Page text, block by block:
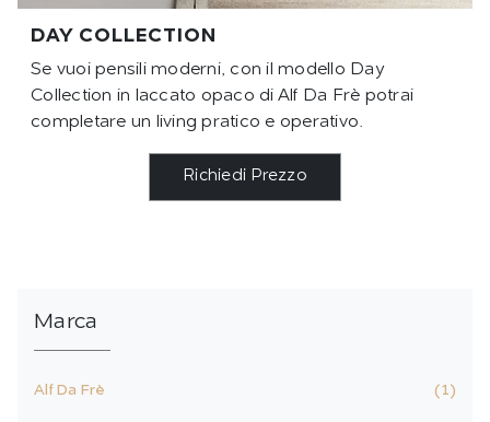
DAY COLLECTION
Se vuoi pensili moderni, con il modello Day
Collection in laccato opaco di Alf Da Frè potrai
completare un living pratico e operativo.
Richiedi Prezzo
Marca
Alf Da Frè 1